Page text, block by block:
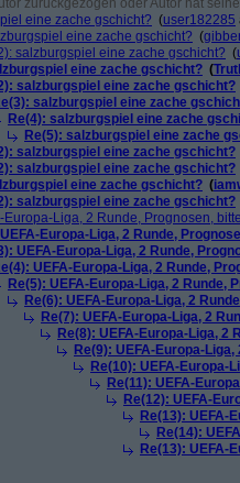
zurückgezogen oder Autor hat
eine zache gschicht? (user182285
eine zache gschicht? (
salzburgspiel eine zache gschicht? (
eine zache gschicht? (
salzburgspiel eine zache gschicht?
salzburgspiel eine zache
Re(4): salzburgspiel eine zache
Re(5): salzburgspiel eine zache
salzburgspiel eine zache gschicht?
salzburgspiel eine zache gschicht?
eine zache gschicht? (
salzburgspiel eine zache gschicht?
Europa-Liga, 2 Runde, Prognosen,
Europa-Liga, 2 Runde,
UEFA-Europa-Liga, 2 Runde,
UEFA-Europa-Liga, 2 Runde,
Re(5): UEFA-Europa-Liga, 2 Runde,
Re(6): UEFA-Europa-Liga, 2
Re(7): UEFA-Europa-Liga, 2
Re(8): UEFA-Europa-Liga, 2
Re(9): UEFA-Europa-
Re(10): UEFA-Europa-
Re(11): UEFA-
Re(12): UEFA-
Re(13): UEFA-
Re(14):
Re(13): UEFA-